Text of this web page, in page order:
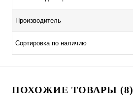
Производитель
Сортировка по наличию
ПОХОЖИЕ ТОВАРЫ (8)